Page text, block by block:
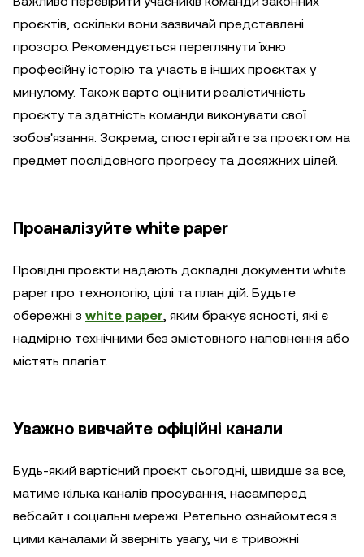
проєктів, оскільки вони зазвичай представлені
прозоро. Рекомендується переглянути їхню
професійну історію та участь в інших проєктах у
минулому. Також варто оцінити реалістичність
проєкту та здатність команди виконувати свої
зобов'язання. Зокрема, спостерігайте за проєктом на
предмет послідовного прогресу та досяжних цілей.
Проаналізуйте white paper
Провідні проєкти надають докладні документи white
paper про технологію, цілі та план дій. Будьте
обережні з white paper, яким бракує ясності, які є
надмірно технічними без змістовного наповнення або
містять плагіат.
Уважно вивчайте офіційні канали
Будь-який вартісний проєкт сьогодні, швидше за все,
матиме кілька каналів просування, насамперед
вебсайт і соціальні мережі. Ретельно ознайомтеся з
цими каналами й зверніть увагу, чи є тривожні